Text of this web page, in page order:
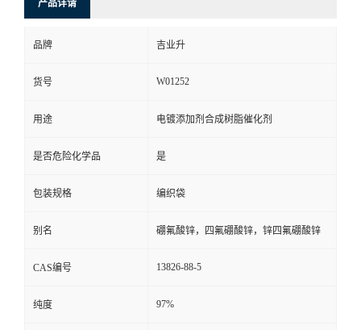
产品详请
品牌 吉业升
货号 W01252
用途 电镀添加剂合成树脂催化剂
是否危险化学品 是
包装规格 编织袋
别名 硼氟酸锌，四氟硼酸锌，锌四氟硼酸锌
CAS编号 13826-88-5
纯度 97%